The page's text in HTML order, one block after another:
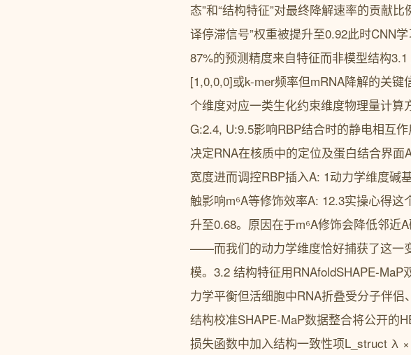
态”和“结构特征”对最终降解速率的贡献
译停滞信号”权重被提升至0.92此时CNN
87%的预测精度来自特征而非模型结构
[1,0,0,0]或k-mer频率但mRNA降解的关
个维度对应一类生化约束维度物理量计
G:2.4, U:9.5影响RBP结合时的静电相互
决定RNA在核质中的定位及蛋白结合界
宽度进而调控RBP插入A: 1动力学维度碱
触影响m⁶A等修饰效率A: 12.3实操心得
升至0.68。原因在于m⁶A修饰会降低邻
——而我们的动力学维度恰好捕获了这一
模。3.2 结构特征用RNAfoldSHAPE-
力学平衡但活细胞中RNA折叠受分子伴
结构校准SHAPE-MaP数据整合将公开的
损失函数中加入结构一致性项L_struct λ